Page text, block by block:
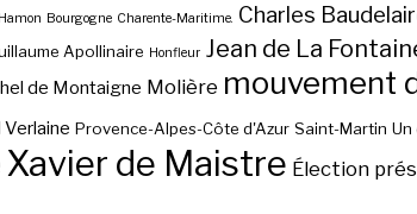
Bourgogne Charente-Maritime. Charles
Apollinaire Honfleur Jean de La
de Montaigne Molière mouvement
Verlaine Provence-Alpes-Côte d'Azur Saint-Martin Un
Xavier de Maistre Élection